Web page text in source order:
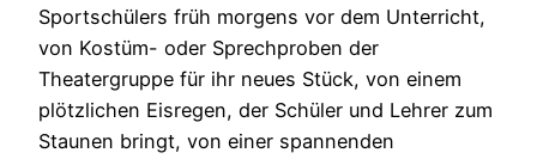
Sportschülers früh morgens vor dem Unterricht,
von Kostüm- oder Sprechproben der
Theatergruppe für ihr neues Stück, von einem
plötzlichen Eisregen, der Schüler und Lehrer zum
Staunen bringt, von einer spannenden